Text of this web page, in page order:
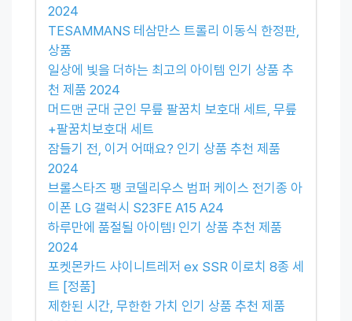
2024
TESAMMANS 테삼만스 트롤리 이동식 한정판,
상품
일상에 빛을 더하는 최고의 아이템 인기 상품 추
천 제품 2024
머드맨 군대 군인 무릎 팔꿈치 보호대 세트, 무릎
+팔꿈치보호대 세트
잠들기 전, 이거 어때요? 인기 상품 추천 제품
2024
브롤스타즈 팽 코델리우스 범퍼 케이스 전기종 아
이폰 LG 갤럭시 S23FE A15 A24
하루만에 품절될 아이템! 인기 상품 추천 제품
2024
포켓몬카드 샤이니트레저 ex SSR 이로치 8종 세
트 [정품]
제한된 시간, 무한한 가치 인기 상품 추천 제품